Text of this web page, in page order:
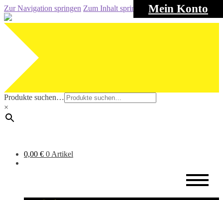
Mein Konto
Zur Navigation springen Zum Inhalt springen
Produkte suchen…
×
0,00 € 0 Artikel